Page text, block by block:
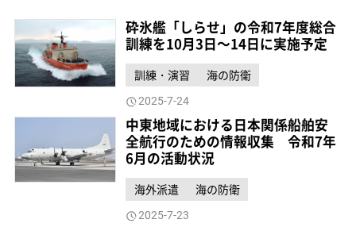
砕氷艦「しらせ」の令和7年度総合
訓練を10月3日～14日に実施予定
訓練・演習 海の防衛
2025-7-24
中東地域における日本関係船舶安
全航行のための情報収集 令和7年
6月の活動状況
海外派遣 海の防衛
2025-7-23